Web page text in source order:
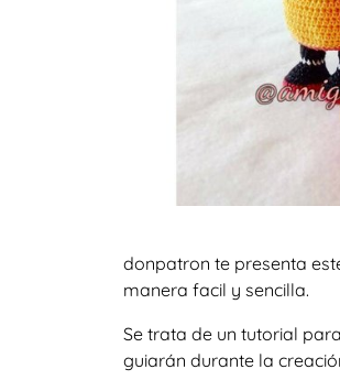
donpatron te presenta
manera facil y sencilla.
Se trata de un tutorial
guiarán durante la